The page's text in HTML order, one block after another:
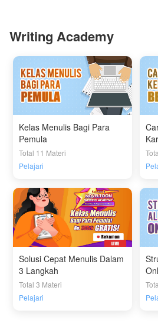
Writing Academy
Kelas Menulis Bagi Para
Pemula
Total 11 Materi
Pelajari
Solusi Cepat Menulis Dalam
3 Langkah
Total 3 Materi
Pelajari